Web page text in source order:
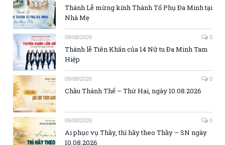
Thánh Lễ mừng kính Thánh Tổ Phụ Đa Minh tại
Nhà Mẹ
09/08/2026 0
Thánh lễ Tiên Khấn của 14 Nữ tu Đa Minh Tam
Hiệp
09/08/2026 0
Chầu Thánh Thể – Thứ Hai, ngày 10.08.2026
09/08/2026 0
Ai phục vụ Thầy, thì hãy theo Thầy – SN ngày
10.08.2026